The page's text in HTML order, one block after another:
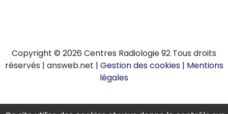
Copyright © 2026 Centres Radiologie 92 Tous droits
réservés | answeb.net | Gestion des cookies| Mentions
légales